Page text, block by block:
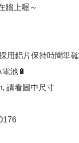
牆上喔～
用鋁片保持時間準確
池🔋
請看圖中尺寸